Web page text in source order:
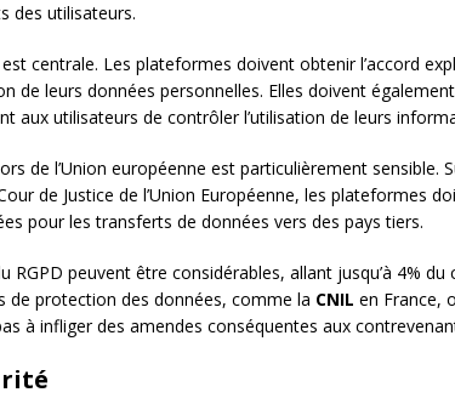
des utilisateurs.
est centrale. Les plateformes doivent obtenir l’accord
de leurs données personnelles. Elles doivent
aux utilisateurs de contrôler l’utilisation de leurs
de l’Union européenne est particulièrement sensible.
de Justice de l’Union Européenne, les plateformes
pour les transferts de données vers des pays tiers.
RGPD peuvent être considérables, allant jusqu’à 4% du
de protection des données, comme la CNIL en France,
à infliger des amendes conséquentes aux